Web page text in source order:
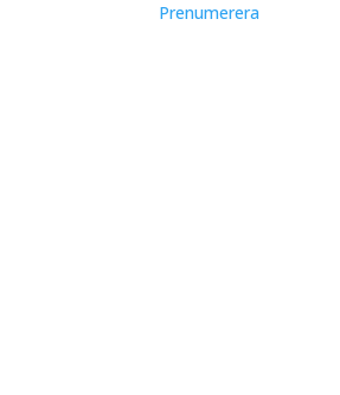
Prenumerera